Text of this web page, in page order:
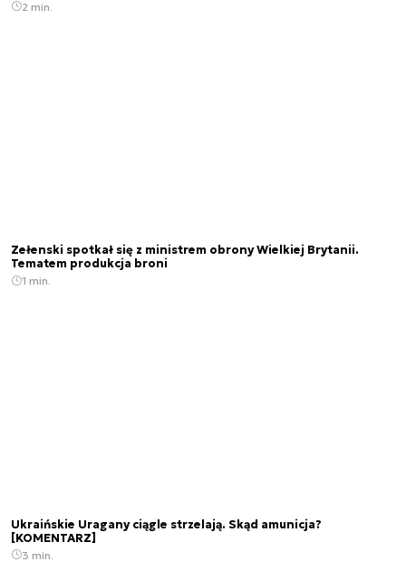
2 min.
Zełenski spotkał się z ministrem obrony Wielkiej Brytanii.
Tematem produkcja broni
1 min.
Ukraińskie Uragany ciągle strzelają. Skąd amunicja?
[KOMENTARZ]
3 min.